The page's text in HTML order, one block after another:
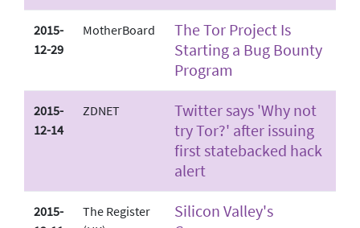
2015-
12-29
MotherBoard
The Tor Project Is
Starting a Bug Bounty
Program
2015-
12-14
ZDNET
Twitter says 'Why not
try Tor?' after issuing
first state­backed hack
alert
2015-
The Register
Silicon Valley's